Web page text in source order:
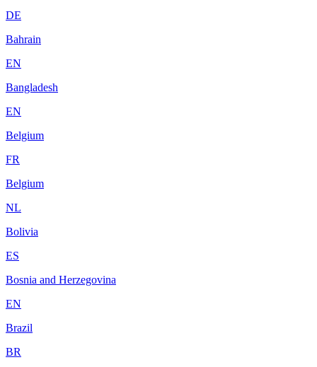
DE
Bahrain
EN
Bangladesh
EN
Belgium
FR
Belgium
NL
Bolivia
ES
Bosnia and Herzegovina
EN
Brazil
BR